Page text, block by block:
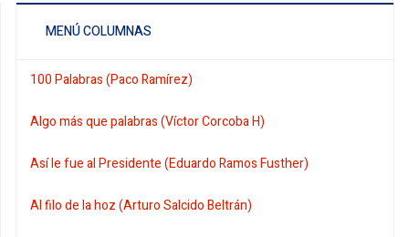
MENÚ COLUMNAS
100 Palabras (Paco Ramírez)
Algo más que palabras (Víctor Corcoba H)
Así le fue al Presidente (Eduardo Ramos Fusther)
Al filo de la hoz (Arturo Salcido Beltrán)